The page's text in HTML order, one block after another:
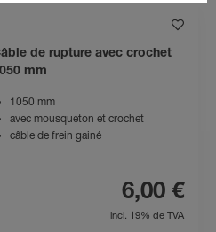
de rupture avec crochet
mm
1050 mm
avec mousqueton et crochet
câble de frein gainé
6,00 €
incl. 19% de TVA